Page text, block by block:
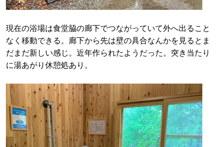
現在の浴場は食堂脇の廊下でつながっていて外へ出ること
なく移動できる。廊下から先は壁の具合なんかを見るとま
だまだ新しい感じ。近年作られたようだった。突き当たり
に湯あがり休憩処あり。